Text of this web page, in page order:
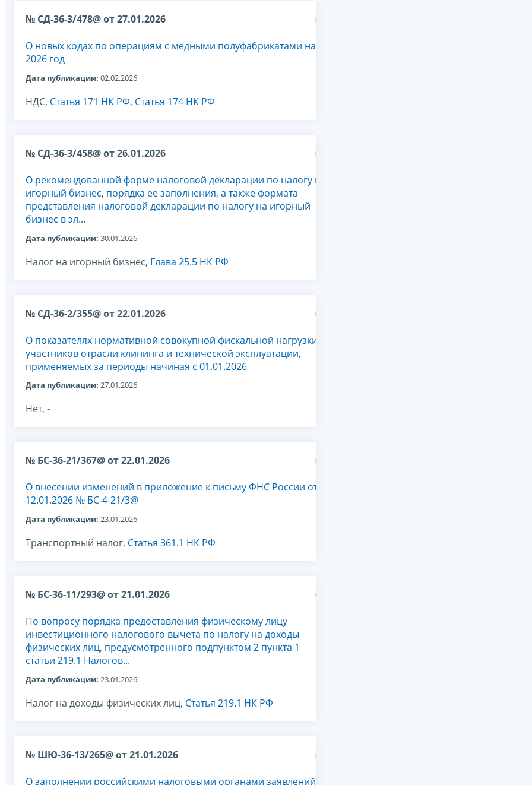
№ СД-36-3/478@ от 27.01.2026
О новых кодах по операциям с медными полуфабрикатами на
2026 год
Дата публикации: 02.02.2026
НДС, Статья 171 НК РФ, Статья 174 НК РФ
№ СД-36-3/458@ от 26.01.2026
О рекомендованной форме налоговой декларации по налогу на
игорный бизнес, порядка ее заполнения, а также формата
представления налоговой декларации по налогу на игорный
бизнес в эл...
Дата публикации: 30.01.2026
Налог на игорный бизнес, Глава 25.5 НК РФ
№ СД-36-2/355@ от 22.01.2026
О показателях нормативной совокупной фискальной нагрузки
участников отрасли клининга и технической эксплуатации,
применяемых за периоды начиная с 01.01.2026
Дата публикации: 27.01.2026
Нет, -
№ БС-36-21/367@ от 22.01.2026
О внесении изменений в приложение к письму ФНС России от
12.01.2026 № БС-4-21/3@
Дата публикации: 23.01.2026
Транспортный налог, Статья 361.1 НК РФ
№ БС-36-11/293@ от 21.01.2026
По вопросу порядка предоставления физическому лицу
инвестиционного налогового вычета по налогу на доходы
физических лиц, предусмотренного подпунктом 2 пункта 1
статьи 219.1 Налогов...
Дата публикации: 23.01.2026
Налог на доходы физических лиц, Статья 219.1 НК РФ
№ ШЮ-36-13/265@ от 21.01.2026
О заполнении российскими налоговыми органами заявлений о